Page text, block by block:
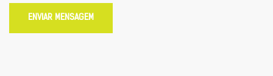
ENVIAR MENSAGEM